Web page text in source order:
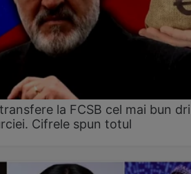
la FCSB cel mai bun
Cifrele spun totul